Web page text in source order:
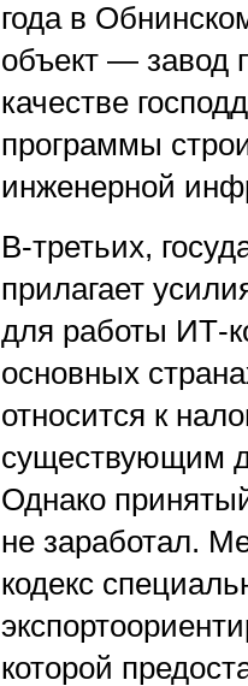
года в
объект — завод
качестве
программы
инженерной
В-третьих,
прилагает
для работы ИТ-
основных
относится к
существующим
Однако
не заработал.
кодекс
которой